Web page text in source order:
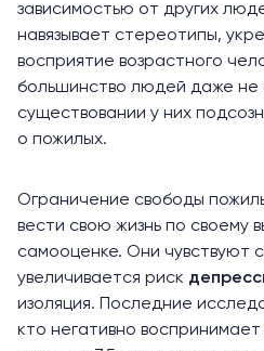
зависимостью от других
навязывает стереотипы,
восприятие возрастного
большинство людей даже
существовании у них
о пожилых.
Ограничение свободы
вести свою жизнь по своему
самооценке. Они чувствуют
увеличивается риск
изоляция. Последние
кто негативно